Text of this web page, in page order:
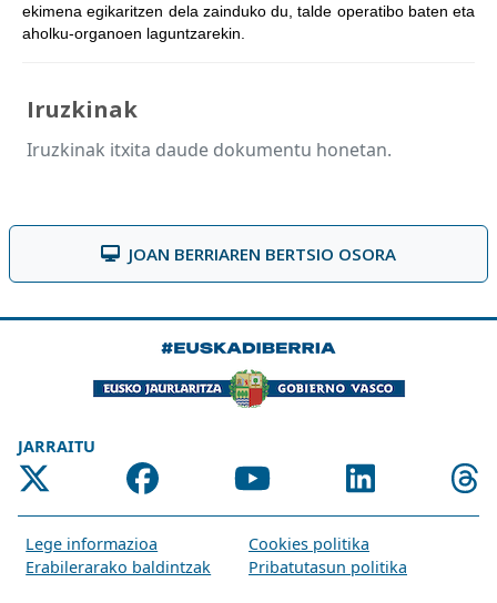
ekimena egikaritzen dela zainduko du, talde operatibo baten eta
aholku-organoen laguntzarekin.
Iruzkinak
Iruzkinak itxita daude dokumentu honetan.
JOAN BERRIAREN BERTSIO OSORA
JARRAITU
Lege informazioa
Cookies politika
Erabilerarako baldintzak
Pribatutasun politika